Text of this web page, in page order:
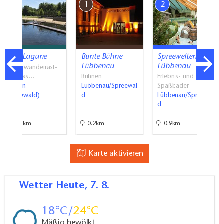
SpreeLagune
Wasserwanderrast-
und Gas…
Lübben
(Spreewald)
10.7km
1
Bunte Bühne
Lübbenau
Bühnen
Lübbenau/Spreewal
d
0.2km
2
Spreewelten Bad
Lübbenau
Erlebnis- und
Spaßbäder
Lübbenau/Spreewal
d
0.9km
Karte aktivieren
Wetter Heute, 7. 8.
18 24